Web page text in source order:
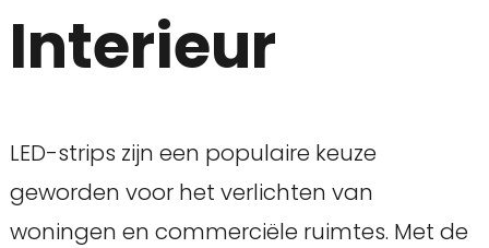
Interieur
LED-strips zijn een populaire keuze
geworden voor het verlichten van
woningen en commerciële ruimtes. Met de